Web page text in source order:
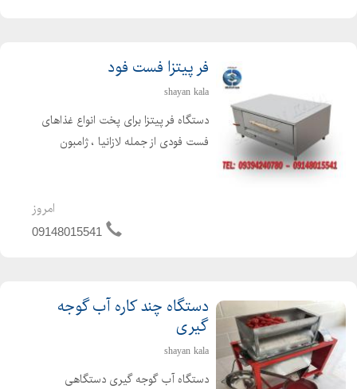
فر پیتزا فست فود
shayan kala
دستگاه فر پیتزا برای پخت انواع غذاهای
فست فودی از جمله لازانیا ، ژامبون
انواع مختلف صندوقی ، ریلی ، آجری ،امروز
09148015541
دستگاه چند کاره آب گوجه
گیری
shayan kala
دستگاه آب گوجه گیری دستگاهی